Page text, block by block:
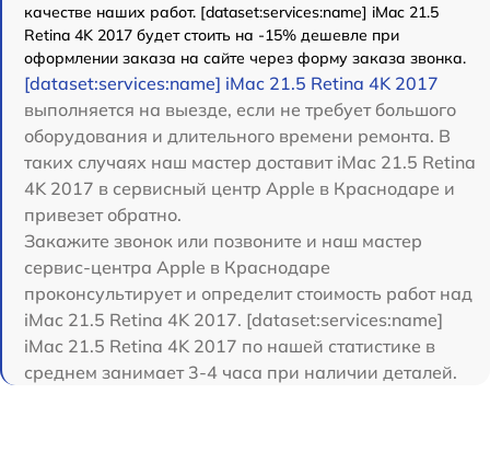
качестве наших работ. [dataset:services:name] iMac 21.5
Retina 4K 2017 будет стоить на -15% дешевле при
оформлении заказа на сайте через форму заказа звонка.
[dataset:services:name] iMac 21.5 Retina 4K 2017
выполняется на выезде, если не требует большого
оборудования и длительного времени ремонта. В
таких случаях наш мастер доставит iMac 21.5 Retina
4K 2017 в сервисный центр Apple в Краснодаре и
привезет обратно.
Закажите звонок или позвоните и наш мастер
сервис-центра Apple в Краснодаре
проконсультирует и определит стоимость работ над
iMac 21.5 Retina 4K 2017. [dataset:services:name]
iMac 21.5 Retina 4K 2017 по нашей статистике в
среднем занимает 3-4 часа при наличии деталей.